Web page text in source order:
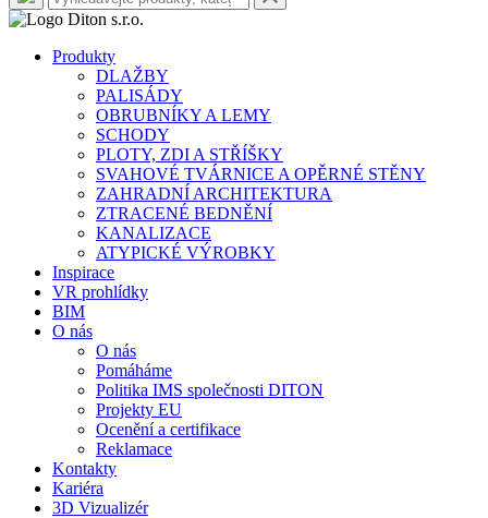
Produkty
DLAŽBY
PALISÁDY
OBRUBNÍKY A LEMY
SCHODY
PLOTY, ZDI A STŘÍŠKY
SVAHOVÉ TVÁRNICE A OPĚRNÉ STĚNY
ZAHRADNÍ ARCHITEKTURA
ZTRACENÉ BEDNĚNÍ
KANALIZACE
ATYPICKÉ VÝROBKY
Inspirace
VR prohlídky
BIM
O nás
O nás
Pomáháme
Politika IMS společnosti DITON
Projekty EU
Ocenění a certifikace
Reklamace
Kontakty
Kariéra
3D Vizualizér